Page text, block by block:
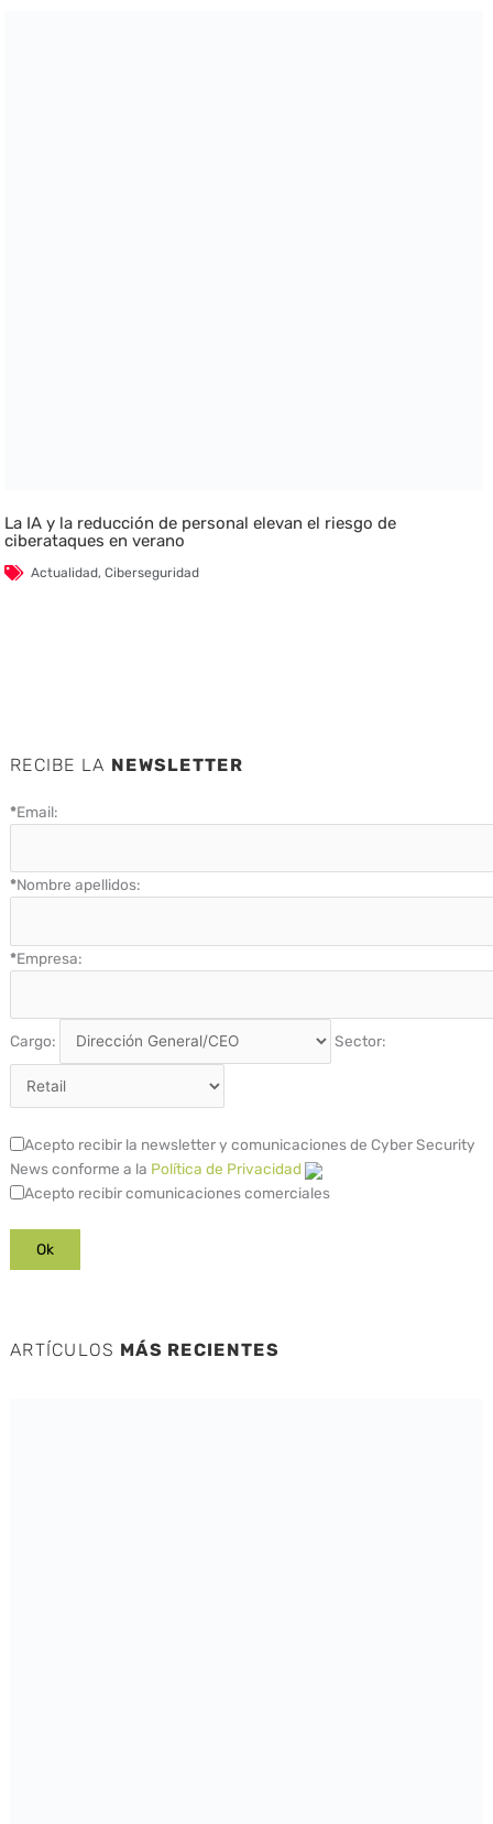
La IA y la reducción de personal elevan el riesgo de
ciberataques en verano
Actualidad,Ciberseguridad
RECIBE LA NEWSLETTER
*Email:
*Nombre apellidos:
*Empresa:
Cargo: Sector:
Acepto recibir la newsletter y comunicaciones de Cyber Security
News conforme a la Política de Privacidad
Acepto recibir comunicaciones comerciales
ARTÍCULOS MÁS RECIENTES